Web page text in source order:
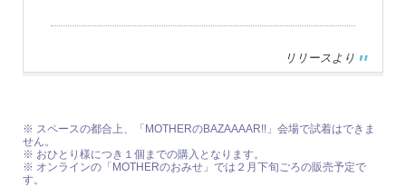
リリースより
※ スペースの都合上、「MOTHERのBAZAAAAR!!」会場で試着はできま
せん。
※ おひとり様につき１個までの購入となります。
※ オンラインの「MOTHERのおみせ」では２月下旬ごろの販売予定で
す。